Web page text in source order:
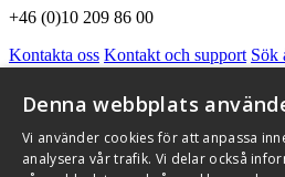
+46 (0)10 209 86 00
Kontakta oss Kontakt och support Sök
Om Flexit
Aktuellt Miljö och
Qnister Visselblåsningsfunktion
© 2026 Flexit AB. Alla rättigheter
Denna webbplats
Vi använder cookies för att anpassa
analysera vår trafik. Vi delar också